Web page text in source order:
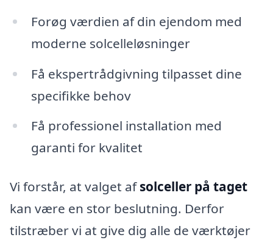
Forøg værdien af din ejendom med
moderne solcelleløsninger
Få ekspertrådgivning tilpasset dine
specifikke behov
Få professionel installation med
garanti for kvalitet
Vi forstår, at valget afsolceller på taget
kan være en stor beslutning. Derfor
tilstræber vi at give dig alle de værktøjer